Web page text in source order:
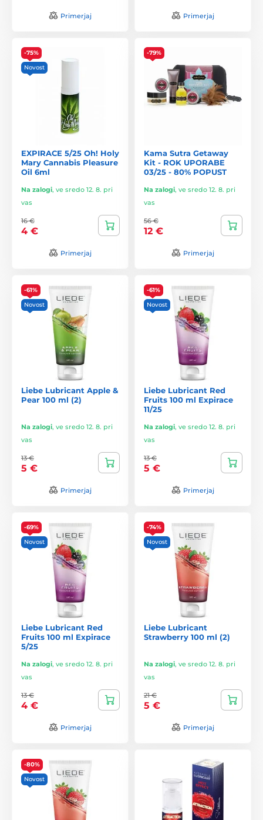
Primerjaj Primerjaj
-75%
Novost
EXPIRACE 5/25 Oh! Holy
Mary Cannabis Pleasure
Oil 6ml
Na zalogi, ve sredo 12. 8. pri
vas
16 €
4 €
Primerjaj
-79%
Kama Sutra Getaway
Kit - ROK UPORABE
03/25 - 80% POPUST
Na zalogi, ve sredo 12. 8. pri
vas
56 €
12 €
Primerjaj
-61%
Novost
Liebe Lubricant Apple &
Pear 100 ml (2)
Na zalogi, ve sredo 12. 8. pri
vas
13 €
5 €
Primerjaj
-61%
Novost
Liebe Lubricant Red
Fruits 100 ml Expirace
11/25
Na zalogi, ve sredo 12. 8. pri
vas
13 €
5 €
Primerjaj
-69%
Novost
Liebe Lubricant Red
Fruits 100 ml Expirace
5/25
Na zalogi, ve sredo 12. 8. pri
vas
13 €
4 €
Primerjaj
-74%
Novost
Liebe Lubricant
Strawberry 100 ml (2)
Na zalogi, ve sredo 12. 8. pri
vas
21 €
5 €
Primerjaj
-80%
Novost